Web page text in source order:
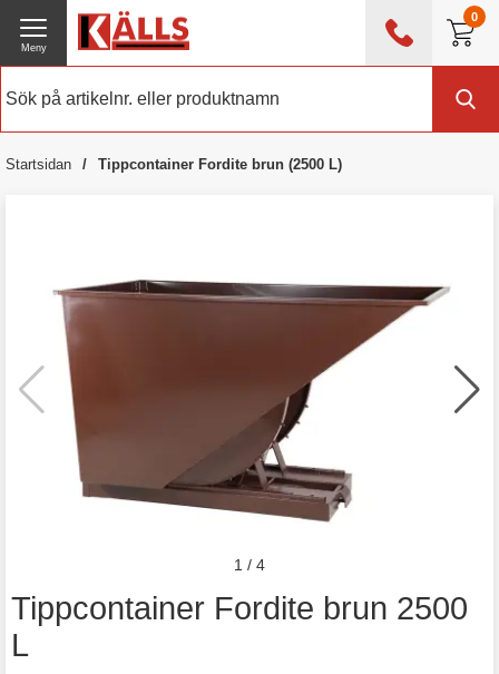
0
0476 - 214 80
Meny
Startsidan Tippcontainer Fordite brun (2500 L)
Tippcontainer Fordite brun 2500
L
1 / 4